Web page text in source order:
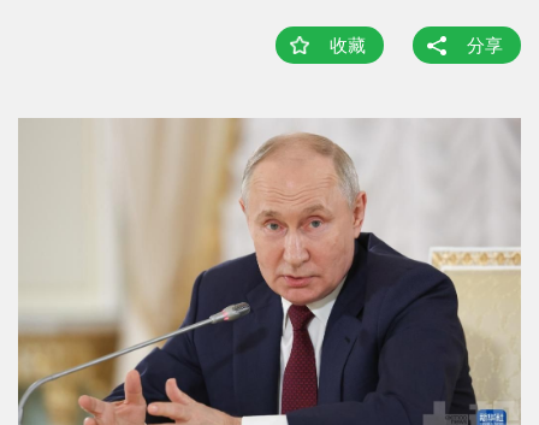
收藏 分享